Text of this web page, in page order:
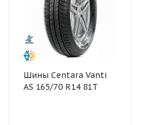
Шины Centara Vanti
AS 165/70 R14 81T